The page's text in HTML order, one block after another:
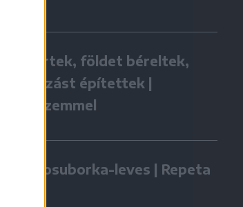
Hazatértek, földet béreltek,
vállalkozást építettek |
Gazdaszemmel
Kovászosuborka-leves | Repeta